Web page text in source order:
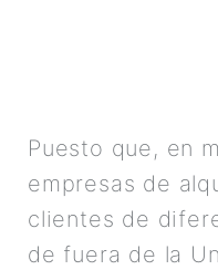
Puesto que, en
empresas de
clientes de
de fuera de la